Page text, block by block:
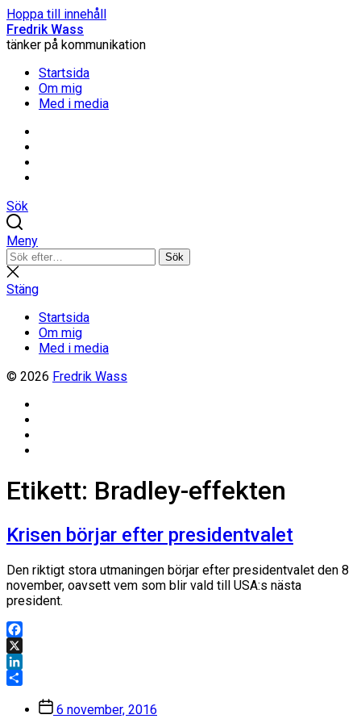
Hoppa till innehåll
Fredrik Wass
tänker på kommunikation
Startsida
Om mig
Med i media
Sök
Meny
Sök
efter:
Sök
Stäng
sökning
Stäng
Startsida
Om mig
Med i media
© 2026 Fredrik Wass
Etikett: Bradley-effekten
Krisen börjar efter presidentvalet
Den riktigt stora utmaningen börjar efter presidentvalet den 8
november, oavsett vem som blir vald till USA:s nästa
president.
Facebook
X
LinkedIn
Inläggsdatum
6 november, 2016